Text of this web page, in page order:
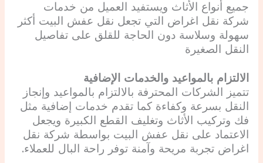
جميع أنواع الأثاث ويستفيد العميل من خدمات
شركة نقل اغراض التي تجعل نقل عفش البيت أكثر
سهولة وسلاسة دون الحاجة للقلق على تفاصيل
النقل الصغيرة
الالتزام بالمواعيد والخدمات الإضافية
تتميز الشركات المحترفة بالالتزام بالمواعيد وإنجاز
النقل بسرعة وكفاءة كما تقدم خدمات إضافية مثل
فك وتركيب الأثاث وتغليف القطع الكبيرة ويجعل
الاعتماد على نقل عفش البيت بواسطة شركة نقل
اغراض تجربة مريحة وآمنة توفر راحة البال للعملاء.